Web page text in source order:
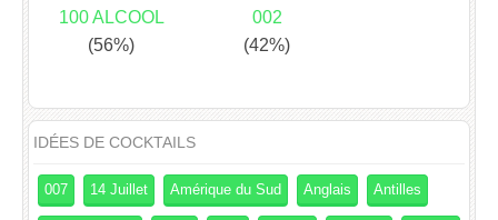
100 ALCOOL
(56%)
002
(42%)
IDÉES DE COCKTAILS
007 14 Juillet Amérique du Sud Anglais Antilles